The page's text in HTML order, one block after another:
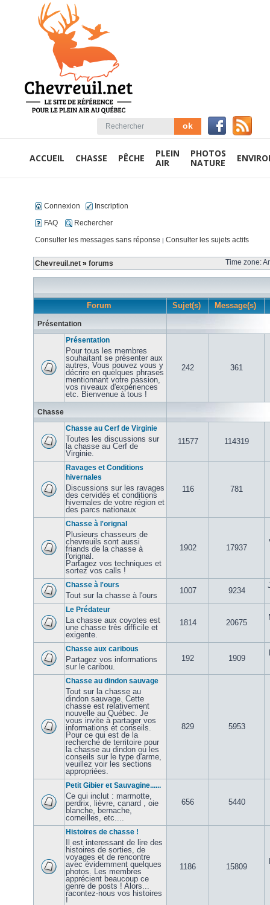
ACCUEIL CHASSE PÊCHE
PLEIN
AIR
PHOTOS
NATURE
Connexion
Inscription
FAQ
Rechercher
Consulter les messages sans réponse | Consulter les sujets actifs
Chevreuil.net » forums Time zone:
Forum Sujet(s) Message(s)
Présentation
Présentation
Pour tous les membres
souhaitant se présenter aux
autres, Vous pouvez vous y
décrire en quelques phrases
mentionnant votre passion,
vos niveaux d'expériences
etc. Bienvenue à tous !
242 361
Chasse
Chasse au Cerf de Virginie
Toutes les discussions sur
la chasse au Cerf de
Virginie.
11577 114319
Ravages et Conditions
hivernales
Discussions sur les ravages
des cervidés et conditions
hivernales de votre région et
des parcs nationaux
116 781
Chasse à l'orignal
Plusieurs chasseurs de
chevreuils sont aussi
friands de la chasse à
l'orignal.
Partagez vos techniques et
sortez vos calls !
1902 17937
Chasse à l'ours
Tout sur la chasse à l'ours
1007 9234
Le Prédateur
La chasse aux coyotes est
une chasse très difficile et
exigente.
1814 20675
Chasse aux caribous
Partagez vos informations
sur le caribou.
192 1909
Chasse au dindon sauvage
Tout sur la chasse au
dindon sauvage. Cette
chasse est relativement
nouvelle au Québec. Je
vous invite à partager vos
informations et conseils.
Pour ce qui est de la
recherche de territoire pour
la chasse au dindon ou les
conseils sur le type d'arme,
veuillez voir les sections
appropriées.
829 5953
Petit Gibier et Sauvagine......
Ce qui inclut : marmotte,
perdrix, lièvre, canard , oie
blanche, bernache,
corneilles, etc....
656 5440
Histoires de chasse !
Il est interessant de lire des
histoires de sorties, de
voyages et de rencontre
avec évidemment quelques
photos. Les membres
apprécient beaucoup ce
genre de posts ! Alors...
racontez-nous vos histoires
!
1186 15809